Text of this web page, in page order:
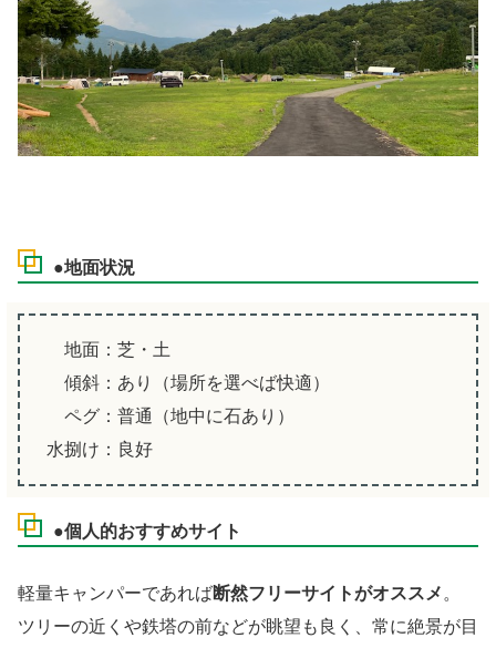
●地面状況
地面：芝・土
傾斜：あり（場所を選べば快適）
ペグ：普通（地中に石あり）
水捌け：良好
●個人的おすすめサイト
軽量キャンパーであれば断然フリーサイトがオススメ 。
ツリーの近くや鉄塔の前などが眺望も良く、常に絶景が目